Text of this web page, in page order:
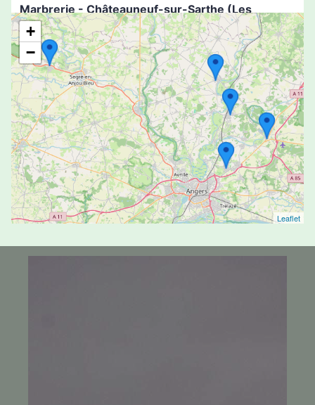
Marbrerie - Châteauneuf-sur-Sarthe (Les
Hauts-d'Anjou)
4.7/5(49 avis)
02 41 33 90 90
Le Pressoir Blanvillain - 49330 - Châteauneuf-sur-
Sarthe (Les Hauts-d'Anjou)
BGF - Beaumont - Pompes Funèbres et
Marbrerie - Tiercé
4.9/5(30 avis)
02 41 34 70 72
1A Avenue des Bertins - 49125 - Tiercé
+
−
Leaflet